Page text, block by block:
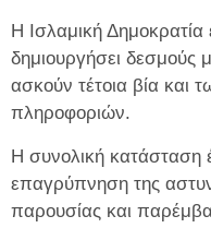
Η Ισλαμική Δημοκρατία
δημιουργήσει
ασκούν τέτοια βία και
πληροφοριών.
Η συνολική κατάσταση
επαγρύπνηση της
παρουσίας και